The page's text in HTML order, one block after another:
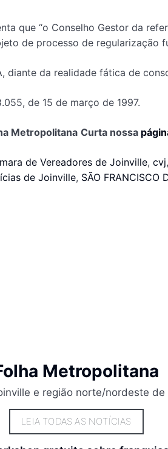
que “o Conselho Gestor da
de processo de regularização
da realidade fática de
de 15 de março de 1997.
Metropolitana Curta nossa
de Vereadores de Joinville, cvj,
de Joinville, SÃO FRANCISCO
Metropolitana
e região norte/nordeste de
LEIA TODAS AS NOTÍCIAS